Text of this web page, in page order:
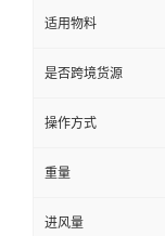
适用物料
是否跨境货源
操作方式
重量
进风量